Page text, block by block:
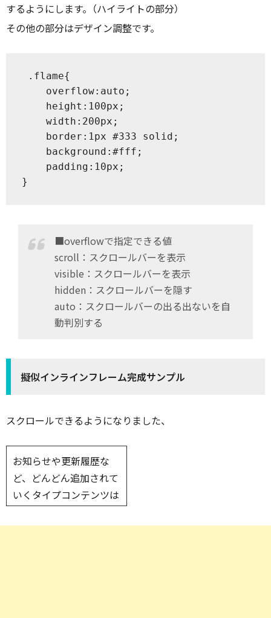
するようにします。（ハイライトの部分）
その他の部分はデザイン調整です。
■overflowで指定できる値
scroll：スクロールバーを表示
visible：スクロールバーを表示
hidden：スクロールバーを隠す
auto：スクロールバーの出る出ないを自
動判別する
擬似インラインフレーム完成サンプル
スクロールできるようになりました、
お知らせや更新履歴な
ど、どんどん追加されて
いくタイプコンテンツは
使うことで表示範囲を抑